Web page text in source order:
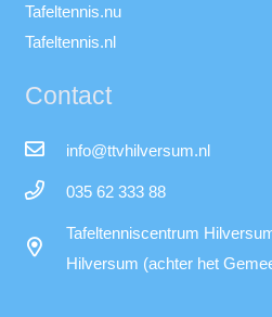
Tafeltennis.nu
Tafeltennis.nl
Contact
info@ttvhilversum.nl
035 62 333 88
Tafeltenniscentrum
Hilversum (achter het